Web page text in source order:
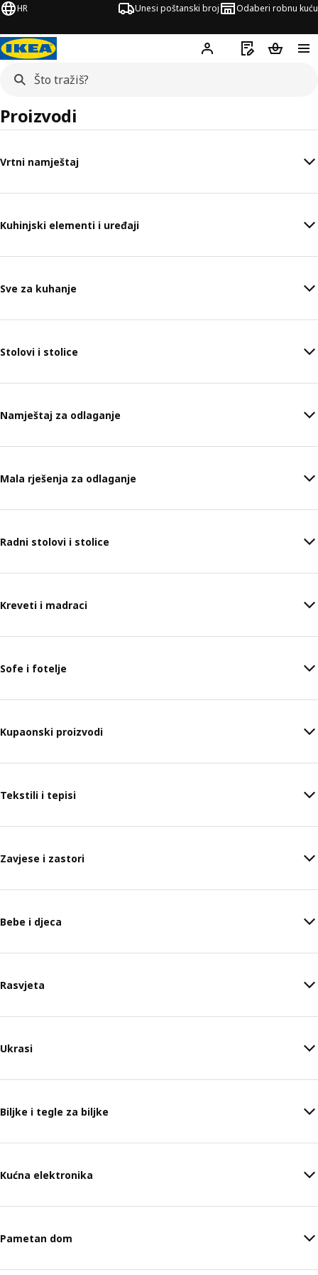
HR Unesi poštanski broj Odaberi robnu kuću
Hej! Prijavi se
Popis zaKošarica
Proizvodi
Vrtni namještaj
Kuhinjski elementi i uređaji
Sve za kuhanje
Stolovi i stolice
Namještaj za odlaganje
Mala rješenja za odlaganje
Radni stolovi i stolice
Kreveti i madraci
Sofe i fotelje
Kupaonski proizvodi
Tekstili i tepisi
Zavjese i zastori
Bebe i djeca
Rasvjeta
Ukrasi
Biljke i tegle za biljke
Kućna elektronika
Pametan dom